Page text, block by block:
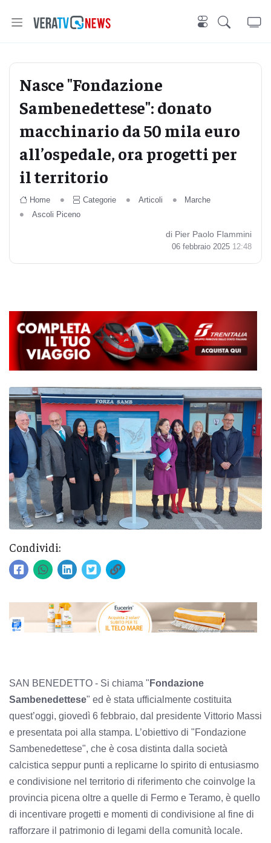
Nasce "Fondazione
Sambenedettese": donato
macchinario da 50 mila euro
all’ospedale, ora progetti per
il territorio
Home Categorie Articoli
Marche
Ascoli Piceno
di Pier Paolo Flammini
06 febbraio 2025 12:48
Condividi:
SAN BENEDETTO - Si chiama " Fondazione
Sambenedettese" ed è stata ufficialmente costituita
quest’oggi, giovedì 6 febbraio, dal presidente Vittorio Massi
e presentata poi alla stampa. L’obiettivo di "Fondazione
Sambenedettese", che è cosa distinta dalla società
calcistica seppur punti a replicarne lo spirito di entusiasmo
e condivisione nel territorio di riferimento che coinvolge la
provincia picena oltre a quelle di Fermo e Teramo, è quello
di incentivare progetti e momenti di condivisione al fine di
rafforzare il patrimonio di legami della comunità locale.